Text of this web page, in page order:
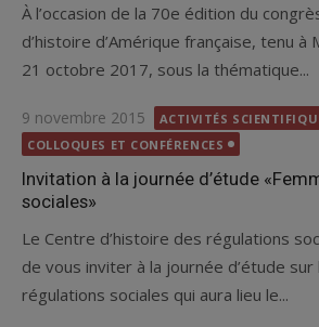
À l’occasion de la 70e édition du
d’histoire d’Amérique française, tenu à
21 octobre 2017, sous la thématique...
Posted
on
9 novembre 2015
ACTIVITÉS
COLLOQUES ET CONFÉRENCES
Invitation à la journée d’étude
sociales»
Le Centre d’histoire des régulations
de vous inviter à la journée d’étude
régulations sociales qui aura lieu le...